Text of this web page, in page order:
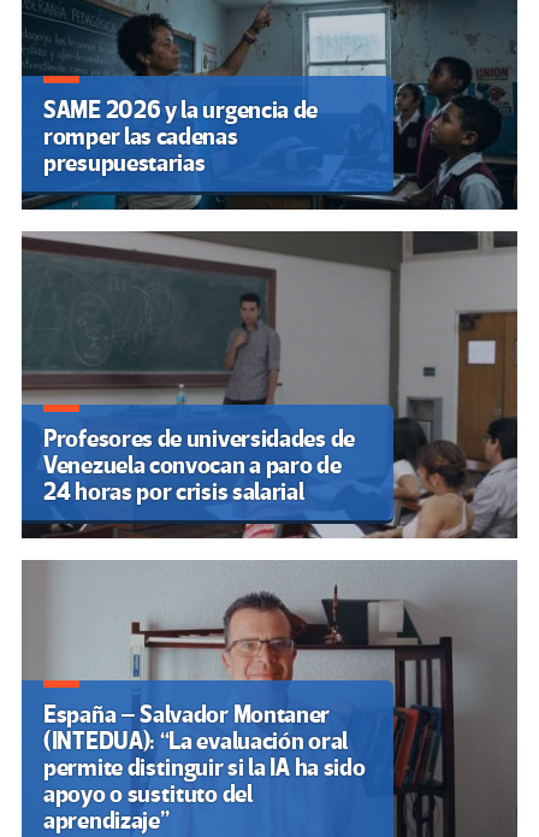
SAME 2026 y la urgencia de
romper las cadenas
presupuestarias
Profesores de universidades de
Venezuela convocan a paro de
24 horas por crisis salarial
España – Salvador Montaner
(INTEDUA): “La evaluación oral
permite distinguir si la IA ha sido
apoyo o sustituto del
aprendizaje”